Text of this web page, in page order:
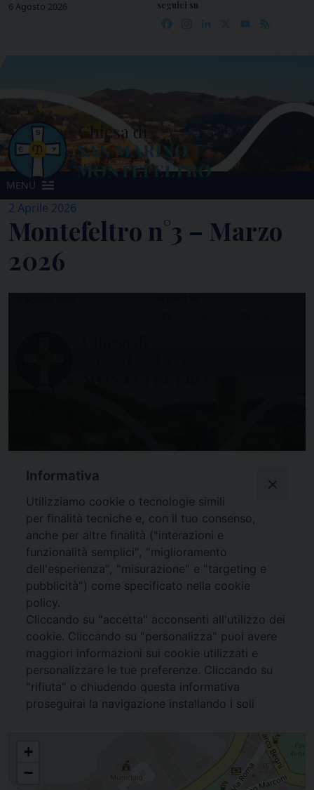
Skip6 Agosto 2026 seguici su
Facebook
Instagram
LinkedIn YouTube
MENU
2 Aprile 2026
Montefeltro n°3 – Marzo
2026
+
−